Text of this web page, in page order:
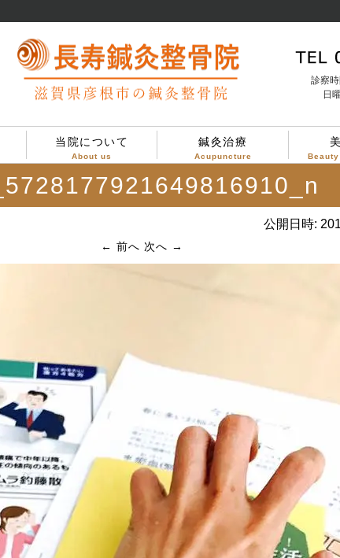
診察
日
当院について
About us
当院について
治療方針
診療案内
院内設備
院内の様子
鍼灸治療
Acupuncture
公開日時:
← 前へ 次へ →